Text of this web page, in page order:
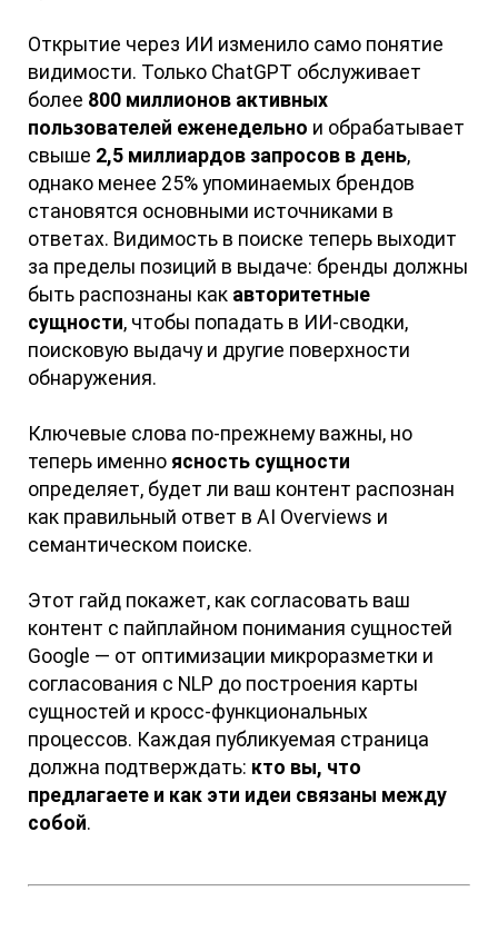
Открытие через ИИ изменило само понятие
видимости. Только ChatGPT обслуживает
более 800 миллионов активных
пользователей еженедельно и обрабатывает
свыше 2,5 миллиардов запросов в день,
однако менее 25% упоминаемых брендов
становятся основными источниками в
ответах. Видимость в поиске теперь выходит
за пределы позиций в выдаче: бренды должны
быть распознаны как авторитетные
сущности, чтобы попадать в ИИ-сводки,
поисковую выдачу и другие поверхности
обнаружения.
Ключевые слова по-прежнему важны, но
теперь именно ясность сущности
определяет, будет ли ваш контент распознан
как правильный ответ в AI Overviews и
семантическом поиске.
Этот гайд покажет, как согласовать ваш
контент с пайплайном понимания сущностей
Google — от оптимизации микроразметки и
согласования с NLP до построения карты
сущностей и кросс-функциональных
процессов. Каждая публикуемая страница
должна подтверждать: кто вы, что
предлагаете и как эти идеи связаны между
собой.